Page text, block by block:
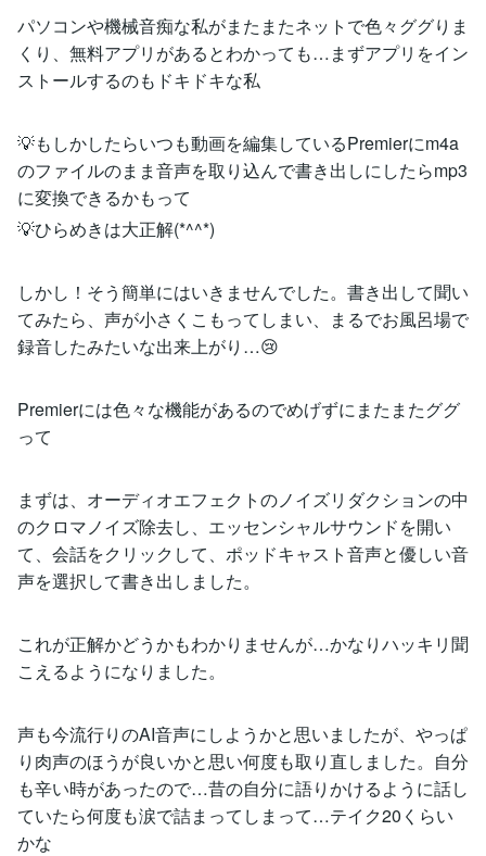
パソコンや機械音痴な私がまたまたネットで色々ググりま
くり、無料アプリがあるとわかっても…まずアプリをイン
ストールするのもドキドキな私
💡もしかしたらいつも動画を編集しているPremierにm4a
のファイルのまま音声を取り込んで書き出しにしたらmp3
に変換できるかもって
💡ひらめきは大正解(*^^*)
しかし！そう簡単にはいきませんでした。書き出して聞い
てみたら、声が小さくこもってしまい、まるでお風呂場で
録音したみたいな出来上がり…😢
Premierには色々な機能があるのでめげずにまたまたググ
って
まずは、オーディオエフェクトのノイズリダクションの中
のクロマノイズ除去し、エッセンシャルサウンドを開い
て、会話をクリックして、ポッドキャスト音声と優しい音
声を選択して書き出しました。
これが正解かどうかもわかりませんが…かなりハッキリ聞
こえるようになりました。
声も今流行りのAI音声にしようかと思いましたが、やっぱ
り肉声のほうが良いかと思い何度も取り直しました。自分
も辛い時があったので…昔の自分に語りかけるように話し
ていたら何度も涙で詰まってしまって…テイク20くらい
かな